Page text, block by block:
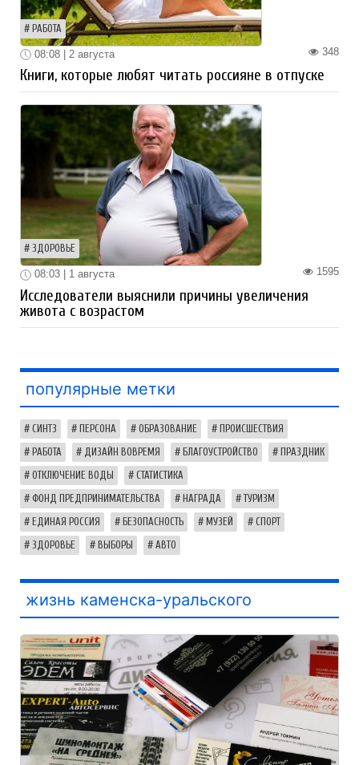
РАБОТА
348
08:08 | 2 августа
Книги, которые любят читать россияне в отпуске
ЗДОРОВЬЕ
1595
08:03 | 1 августа
Исследователи выяснили причины увеличения
живота с возрастом
популярные метки
СИНТЗ ПЕРСОНА ОБРАЗОВАНИЕ ПРОИСШЕСТВИЯ
РАБОТА ДИЗАЙН ВОВРЕМЯ БЛАГОУСТРОЙСТВО ПРАЗДНИК
ОТКЛЮЧЕНИЕ ВОДЫ СТАТИСТИКА
ФОНД ПРЕДПРИНИМАТЕЛЬСТВА НАГРАДА ТУРИЗМ
ЕДИНАЯ РОССИЯ БЕЗОПАСНОСТЬ МУЗЕЙ СПОРТ
ЗДОРОВЬЕ ВЫБОРЫ АВТО
жизнь каменска-уральского